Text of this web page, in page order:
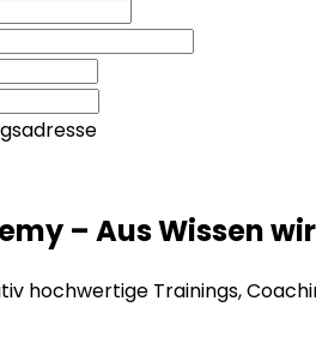
– Aus Wissen
hochwertige Trainings,